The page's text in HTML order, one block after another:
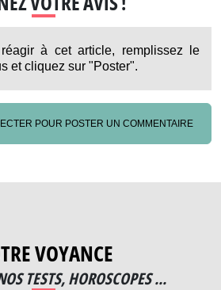
à cet article, remplissez le
et cliquez sur "Poster".
POUR POSTER UN COMMENTAIRE
VOYANCE
TESTS, HOROSCOPES ...